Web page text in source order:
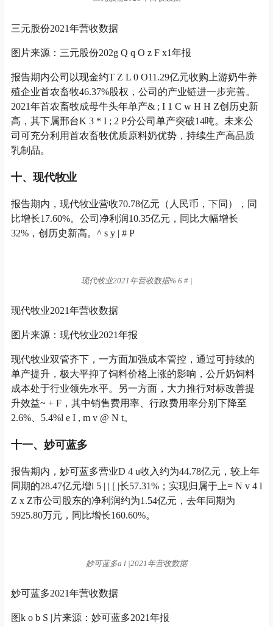
三元股份2021年营收数据
图片来源：三元股份202g Q q O z F x1年报
报告期内公司以现金约T Z L 0 O11.29亿元收购上游奶牛养
殖企业首农畜牧46.37%股权，公司的产业链进一步完善。
2021年首农畜牧成母牛头年单产& ; I 1 C w H H Z创历史新
高，其下属邢台K 3 * I ; 2 P分公司单产突破14吨。未来公
司可充分利用首农畜牧优质原料奶优势，持续生产高品质
乳制品。
十、现代牧业
报告期内，现代牧业营收70.78亿元（人民币，下同），同
比增长17.60%。公司净利润10.35亿元，同比大幅增长
32%，创历史新高。 ^ s y | # P
现代牧业2021年营收数据% 6 # |
现代牧业2021年营收数据
图片来源：现代牧业2021年报
现代牧业双管齐下，一方面加强成本管控，通过可持续的
单产提升，极大平抑了饲料价格上涨的影响，公斤奶饲料
成本处于行业领先水平。另一方面，大力推行对标改善提
升效益~ + F ，其中销售费用率、行政费用率分别下降至
2.6%、5.4%l e I , m v @ N t。
十一、妙可蓝多
报告期内，妙可蓝多营业D 4 u收入约为44.78亿元，较上年
同期的28.47亿元增i 5 | | [ |长57.31%；实现归属于上= N v 4 l
Z x Z市公司股东的净利润约为1.54亿元，去年同期为
5925.80万元，同比增长160.60%。
妙可蓝多a l |2021年营收数据
妙可蓝多2021年营收数据
图k o b S | 片来源：妙可蓝多2021年报